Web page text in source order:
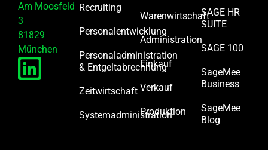
Am Moosfeld
3
81829
München
Recruiting
Personalentwicklung
Personaladministration
& Entgeltabrechnung
Zeitwirtschaft
Systemadministration
Warenwirtschaft
Administration
Einkauf
Verkauf
Produktion
SAGE HR
SUITE
SAGE 100
SageMee
Business
SageMee
Blog